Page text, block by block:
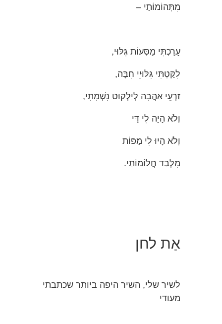
מִתְּהוֹמוֹתַי –
עָרַכְתִּי מַסְּעוֹת גִּלּוּי,
לִקַּטְתִּי גִּלּוּיֵי חִבָּה,
זַרְעֵי אַהֲבָה לְיַלְקוּט נִשְׁמָתִי,
וְלֹא הָיָה לִי דַּי
וְלֹא הָיוּ לִי מַפּוֹת
מִלְּבַד חֲלוֹמוֹתַי.
אַת לחן
לשיר שלי, השיר היפה ביותר שכתבתי
מעודי